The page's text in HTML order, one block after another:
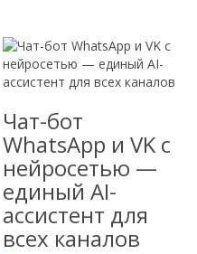
Чат-бот
WhatsApp и VK с
нейросетью —
единый AI-
ассистент для
всех каналов